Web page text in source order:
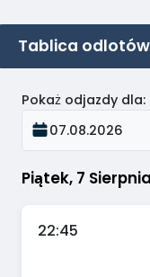
Tablica
Piątek, 7
Pokaż odjazdy dla:
07.08.2026
22:45